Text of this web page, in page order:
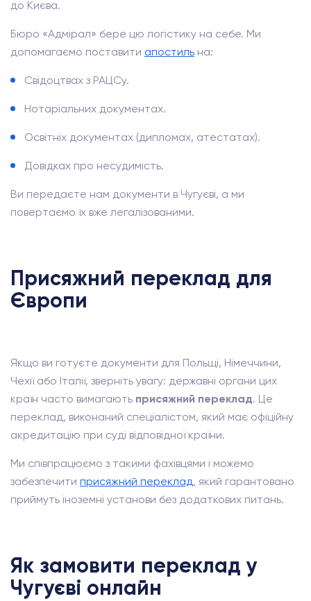
до Києва.
Бюро «Адмірал» бере цю логістику на себе. Ми
допомагаємо поставити апостиль на:
Свідоцтвах з РАЦСу.
Нотаріальних документах.
Освітніх документах (дипломах, атестатах).
Довідках про несудимість.
Ви передаєте нам документи в Чугуєві, а ми
повертаємо їх вже легалізованими.
Присяжний переклад для
Європи
Якщо ви готуєте документи для Польщі, Німеччини,
Чехії або Італії, зверніть увагу: державні органи цих
країн часто вимагають присяжний переклад. Це
переклад, виконаний спеціалістом, який має офіційну
акредитацію при суді відповідної країни.
Ми співпрацюємо з такими фахівцями і можемо
забезпечити присяжний переклад, який гарантовано
приймуть іноземні установи без додаткових питань.
Як замовити переклад у
Чугуєві онлайн